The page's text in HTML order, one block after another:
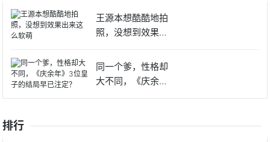
王源本想酷酷地拍
照，没想到效果出
同一个爹，性格却
大不同，《庆余
年》3位皇
排行